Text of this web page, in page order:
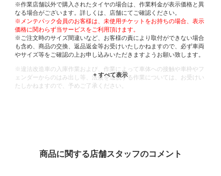
※作業店舗以外で購入されたタイヤの場合は、作業料金が表示価格と異
なる場合がございます。詳しくは、店舗にてご確認ください。
※メンテパック会員のお客様は、未使用チケットをお持ちの場合、表示
価格に関わらず当サービスをご利用頂けます。
※ご注文時のサイズ間違いなど、お客様の責により取付ができない場合
も含め、商品の交換、返品返金等お受けいたしかねますので、必ず車両
やサイズ等をご確認の上お申し込みいただきますようお願い致します。
※違法改造車の入庫作業および、作業によって車体への接触や車枠やフ
ェンダーからのはみ出し等、法規を逸脱する作業については、お受けい
たしかねますので、予めご了承ください。
商品に関する店舗スタッフのコメント